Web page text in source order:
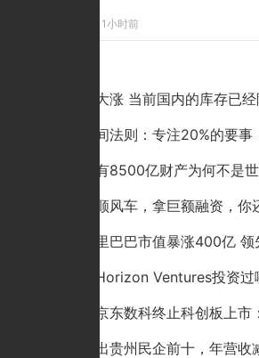
1小时前
铜价突然大涨 当前国内的库存已
巴菲特时间法则：专注20%的要
李嘉诚拥有8500亿财产为何不是世界首
哈罗上线顺风车，拿巨额融资，你还
刚刚！阿里巴巴市值暴涨400亿 领先腾讯
李嘉诚的Horizon Ventures投资过哪些互
京东回应京东数科终止科创板上市
老干妈跌出贵州民企前十，年营收